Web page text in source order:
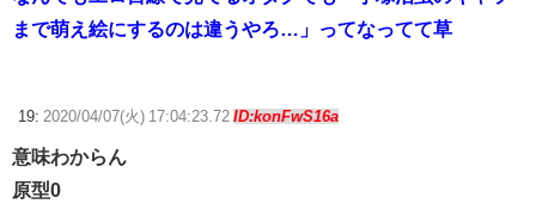
まで萌え絵にするのは違うやろ…」ってなってて草
19: 2020/04/07(火) 17:04:23.72 ID:konFwS16a
意味わからん
原型0